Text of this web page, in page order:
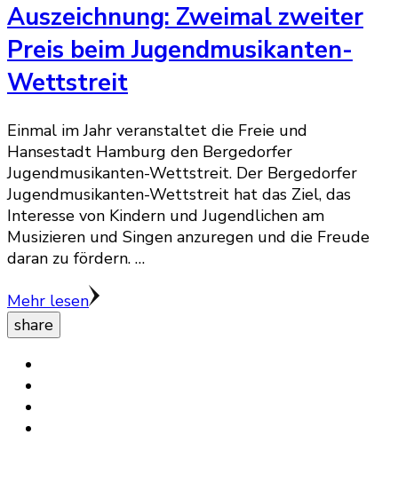
Auszeichnung: Zweimal zweiter
Preis beim Jugendmusikanten-
Wettstreit
Einmal im Jahr veranstaltet die Freie und
Hansestadt Hamburg den Bergedorfer
Jugendmusikanten-Wettstreit. Der Bergedorfer
Jugendmusikanten-Wettstreit hat das Ziel, das
Interesse von Kindern und Jugendlichen am
Musizieren und Singen anzuregen und die Freude
daran zu fördern. …
Mehr lesen
share